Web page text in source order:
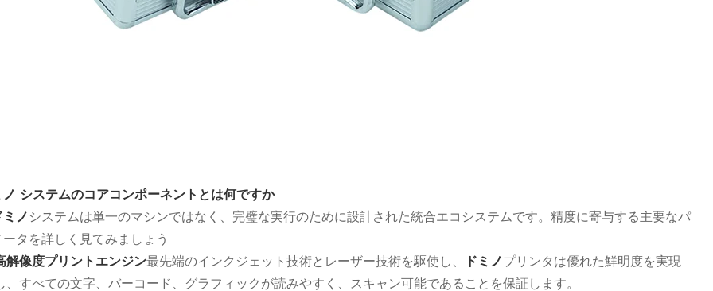
ノ システムのコアコンポーネントとは何ですか
ミノ システムは単一のマシンではなく、完璧な実行のために設計された統合エコシステムです。精度に寄与する主要なパ
タを詳しく見てみましょう
解像度プリントエンジン最先端のインクジェット技術とレーザー技術を駆使し、 ドミノプリンタは優れた鮮明度を実現
、すべての文字、バーコード、グラフィックが読みやすく、スキャン可能であることを保証します。